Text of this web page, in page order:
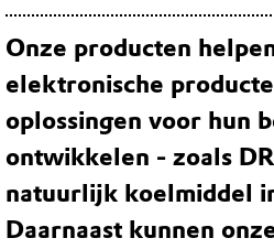
Onze producten
elektronische
oplossingen voor hun
ontwikkelen - zoals
natuurlijk koelmiddel
Daarnaast kunnen